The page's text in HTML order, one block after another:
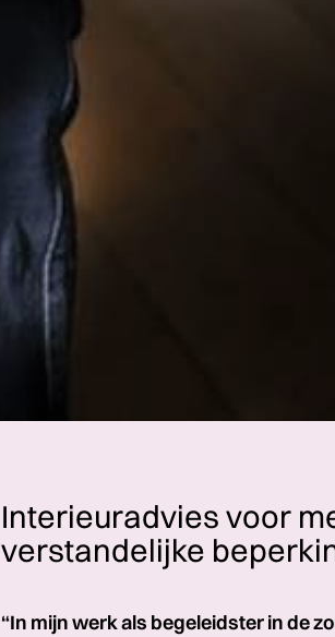
Interieuradvies voor
verstandelijke
“In mijn werk als begeleidster in de